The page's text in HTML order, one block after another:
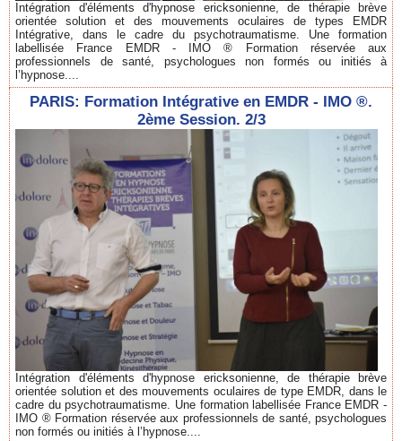
Intégration d'éléments d'hypnose ericksonienne, de thérapie brève
orientée solution et des mouvements oculaires de types EMDR
Intégrative, dans le cadre du psychotraumatisme. Une formation
labellisée France EMDR - IMO ® Formation réservée aux
professionnels de santé, psychologues non formés ou initiés à
l’hypnose....
PARIS: Formation Intégrative en EMDR - IMO ®.
2ème Session. 2/3
Intégration d'éléments d'hypnose ericksonienne, de thérapie brève
orientée solution et des mouvements oculaires de type EMDR, dans le
cadre du psychotraumatisme. Une formation labellisée France EMDR -
IMO ® Formation réservée aux professionnels de santé, psychologues
non formés ou initiés à l’hypnose....